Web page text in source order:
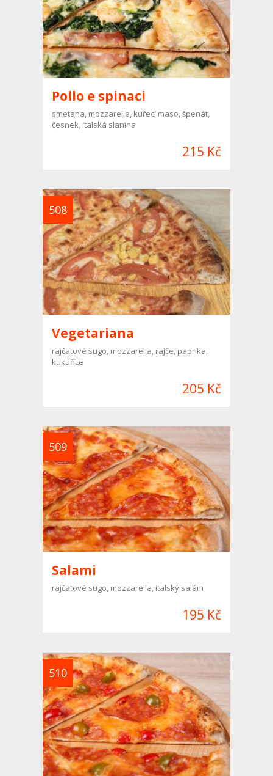
Pollo e spinaci
smetana, mozzarella, kuřecí maso, špenát,
česnek, italská slanina
215 Kč
508
Vegetariana
rajčatové sugo, mozzarella, rajče, paprika,
kukuřice
205 Kč
509
Salami
rajčatové sugo, mozzarella, italský salám
195 Kč
510